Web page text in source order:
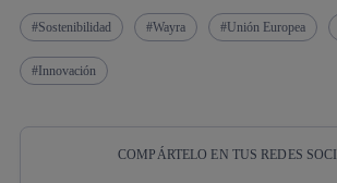
Sostenibilidad Wayra Unión Europea
Innovación
COMPÁRTELO EN TUS REDES